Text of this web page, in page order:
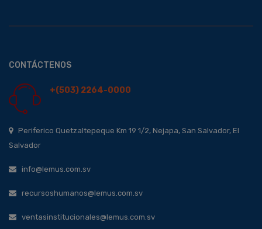
CONTÁCTENOS
+(503) 2264-0000
Periferico Quetzaltepeque Km 19 1/2, Nejapa, San Salvador, El
Salvador
info@lemus.com.sv
recursoshumanos@lemus.com.sv
ventasinstitucionales@lemus.com.sv